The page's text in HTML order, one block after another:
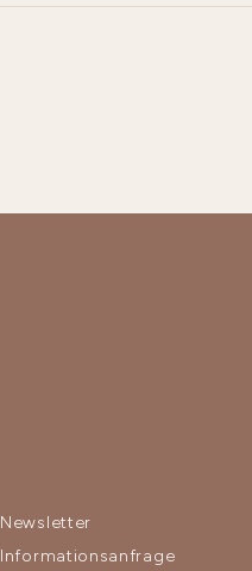
Newsletter
Informationsanfrage